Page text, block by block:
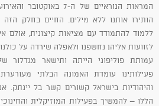
המראות הנוראיים של ה-7
הותירו אותנו ללא מילים. החיים בחלק
ללמוד להתמודד עם מציאות קיצונית, אולם
לזוועות אליהן נחשפנו ולאפלה שירדה על כולנו.
עמותת פוליפוני הייתה ותישאר מגדלור
פעילותינו עומדת האמונה הבלתי
והיהודיות בישראל קשורים קשר בל יינתק.
הללו – להמשיך בפעילות המוזיקלית